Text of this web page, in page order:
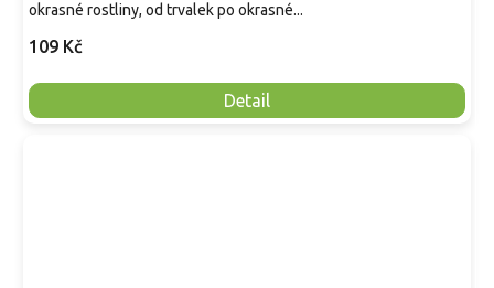
109 Kč
Detail
okrasné rostliny, od trvalek po okrasné...